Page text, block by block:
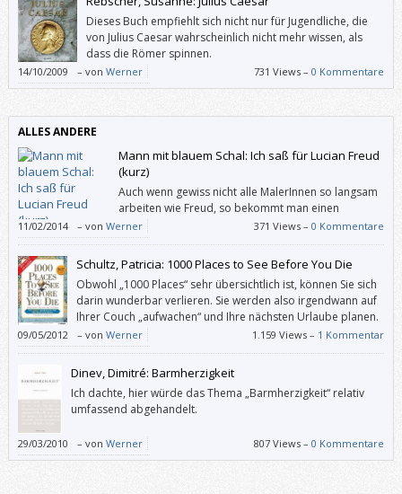
Dieses Buch empfiehlt sich nicht nur für Jugendliche, die
von Julius Caesar wahrscheinlich nicht mehr wissen, als
dass die Römer spinnen.
14/10/2009 – von Werner 731 Views –0 Kommentare
ALLES ANDERE
Mann mit blauem Schal: Ich saß für Lucian Freud
(kurz)
Auch wenn gewiss nicht alle MalerInnen so langsam
arbeiten wie Freud, so bekommt man einen
Eindruck davon, was alles hinter einem einzelnen
Pinselstrich liegen kann (und dass es Freud bestimmt nicht darauf
ankommt, uns mit realistischer Akt-Malerei zu schockieren).
11/02/2014 – von Werner 371 Views –0 Kommentare
Schultz, Patricia: 1000 Places to See Before You Die
Obwohl „1000 Places“ sehr übersichtlich ist, können Sie sich
darin wunderbar verlieren. Sie werden also irgendwann auf
Ihrer Couch „aufwachen“ und Ihre nächsten Urlaube planen.
Die Auswahl wird Ihnen schwer fallen.
09/05/2012 – von Werner 1.159 Views – 1 Kommentar
Dinev, Dimitré: Barmherzigkeit
Ich dachte, hier würde das Thema „Barmherzigkeit“ relativ
umfassend abgehandelt.
29/03/2010 – von Werner 807 Views –0 Kommentare